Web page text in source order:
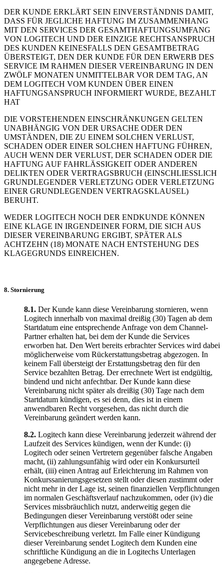
DER KUNDE ERKLÄRT SEIN EINVERSTÄNDNIS DAMIT,
DASS FÜR JEGLICHE HAFTUNG IM ZUSAMMENHANG
MIT DEN SERVICES DER GESAMTHAFTUNGSUMFANG
VON LOGITECH UND DER EINZIGE RECHTSANSPRUCH
DES KUNDEN KEINESFALLS DEN GESAMTBETRAG
ÜBERSTEIGT, DEN DER KUNDE FÜR DEN ERWERB DES
SERVICE IM RAHMEN DIESER VEREINBARUNG IN DEN
ZWÖLF MONATEN UNMITTELBAR VOR DEM TAG, AN
DEM LOGITECH VOM KUNDEN ÜBER EINEN
HAFTUNGSANSPRUCH INFORMIERT WURDE, BEZAHLT
HAT
DIE VORSTEHENDEN EINSCHRÄNKUNGEN GELTEN
UNABHÄNGIG VON DER URSACHE ODER DEN
UMSTÄNDEN, DIE ZU EINEM SOLCHEN VERLUST,
SCHADEN ODER EINER SOLCHEN HAFTUNG FÜHREN,
AUCH WENN DER VERLUST, DER SCHADEN ODER DIE
HAFTUNG AUF FAHRLÄSSIGKEIT ODER ANDEREN
DELIKTEN ODER VERTRAGSBRUCH (EINSCHLIESSLICH
GRUNDLEGENDER VERLETZUNG ODER VERLETZUNG
EINER GRUNDLEGENDEN VERTRAGSKLAUSEL)
BERUHT.
WEDER LOGITECH NOCH DER ENDKUNDE KÖNNEN
EINE KLAGE IN IRGENDEINER FORM, DIE SICH AUS
DIESER VEREINBARUNG ERGIBT, SPÄTER ALS
ACHTZEHN (18) MONATE NACH ENTSTEHUNG DES
KLAGEGRUNDS EINREICHEN.
8. Stornierung
8.1. Der Kunde kann diese Vereinbarung stornieren, wenn
Logitech innerhalb von maximal dreißig (30) Tagen ab dem
Startdatum eine entsprechende Anfrage von dem Channel-
Partner erhalten hat, bei dem der Kunde die Services
erworben hat. Den Wert bereits erbrachter Services wird dabei
möglicherweise vom Rückerstattungsbetrag abgezogen. In
keinem Fall übersteigt der Erstattungsbetrag den für den
Service bezahlten Betrag. Der errechnete Wert ist endgültig,
bindend und nicht anfechtbar. Der Kunde kann diese
Vereinbarung nicht später als dreißig (30) Tage nach dem
Startdatum kündigen, es sei denn, dies ist in einem
anwendbaren Recht vorgesehen, das nicht durch die
Vereinbarung geändert werden kann.
8.2. Logitech kann diese Vereinbarung jederzeit während der
Laufzeit des Services kündigen, wenn der Kunde: (i)
Logitech oder seinen Vertretern gegenüber falsche Angaben
macht, (ii) zahlungsunfähig wird oder ein Konkursurteil
erhält, (iii) einen Antrag auf Erleichterung im Rahmen von
Konkurssanierungsgesetzen stellt oder diesen zustimmt oder
nicht mehr in der Lage ist, seinen finanziellen Verpflichtungen
im normalen Geschäftsverlauf nachzukommen, oder (iv) die
Services missbräuchlich nutzt, anderweitig gegen die
Bedingungen dieser Vereinbarung verstößt oder seine
Verpflichtungen aus dieser Vereinbarung oder der
Servicebeschreibung verletzt. Im Falle einer Kündigung
dieser Vereinbarung sendet Logitech dem Kunden eine
schriftliche Kündigung an die in Logitechs Unterlagen
angegebene Adresse.